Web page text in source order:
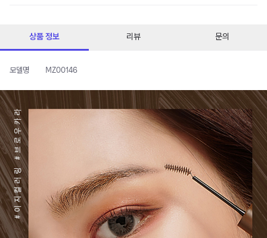
상품 정보 리뷰 문의
모델명 MZ00146